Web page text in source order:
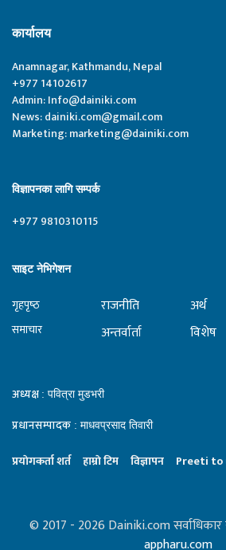
कार्यालय
Anamnagar, Kathmandu, Nepal
+977 14102617
Admin:Info@dainiki.com
News:dainiki.com@gmail.com
Marketing:marketing@dainiki.com
विज्ञापनका लागि सम्पर्क
+977 9810310115
साइट नेभिगेशन
गृहपृष्‍ठ
समाचार
राजनीति
अन्तर्वार्ता
अर्थ
विशेष
अध्यक्ष : पवित्रा मुडभरी
प्रधानसम्पादक : माधवप्रसाद तिवारी
प्रयाेगकर्ता शर्त हाम्राे टिम विज्ञापन Preeti to
© 2017 - 2026 Dainiki.com
appharu.com